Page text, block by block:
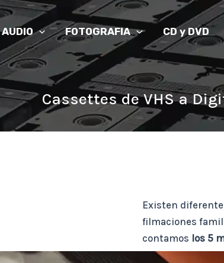
AUDIO FOTOGRAFIA CD y DVD
Cassettes de VHS a
Existen
filmaciones
contamos los 5